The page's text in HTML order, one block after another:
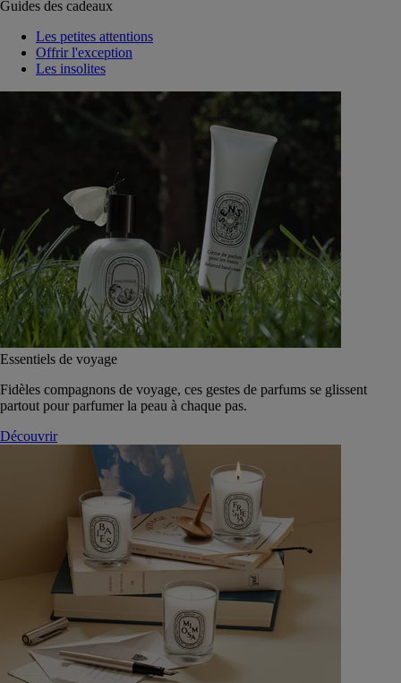
Guides des cadeaux
Les petites attentions
Offrir l'exception
Les insolites
Essentiels de voyage
Fidèles compagnons de voyage, ces gestes de parfums se glissent
partout pour parfumer la peau à chaque pas.
Découvrir